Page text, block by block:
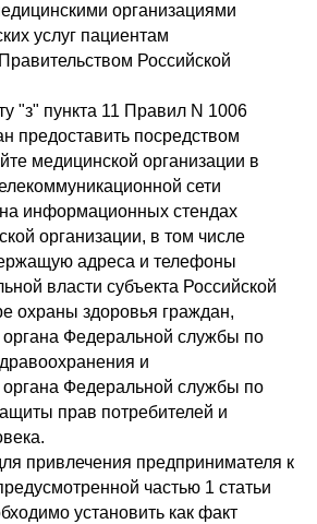
организациями
услуг пациентам
Российской
"з" пункта 11 Правил N 1006
предоставить посредством
медицинской организации в
сети
на информационных стендах
организации, в том числе
адреса и телефоны
власти субъекта Российской
охраны здоровья граждан,
органа Федеральной службы по
и
органа Федеральной службы по
прав потребителей и
привлечения предпринимателя к
частью 1 статьи
установить как факт